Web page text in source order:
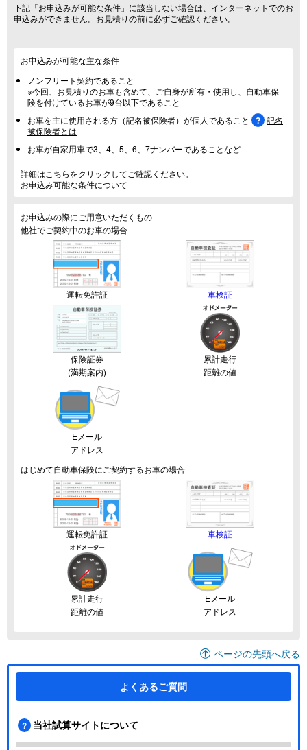
下記「お申込みが可能な条件」に該当しない場合は、インターネットでのお
申込みができません。お見積りの前に必ずご確認ください。
お申込みが可能な主な条件
ノンフリート契約であること
※今回、お見積りのお車も含めて、ご自身が所有・使用し、自動車保
険を付けているお車が9台以下であること
お車を主に使用される方（記名被保険者）が個人であること
記名
被保険者とは
お車が自家用車で3、4、5、6、7ナンバーであることなど
詳細はこちらをクリックしてご確認ください。
お申込み可能な条件について
お申込みの際にご用意いただくもの
他社でご契約中のお車の場合
運転免許証 車検証
保険証券
(満期案内)
累計走行
距離の値
Eメール
アドレス
はじめて自動車保険にご契約するお車の場合
運転免許証 車検証
累計走行
距離の値
Eメール
アドレス
ページの先頭へ戻る
よくあるご質問
当社試算サイトについて